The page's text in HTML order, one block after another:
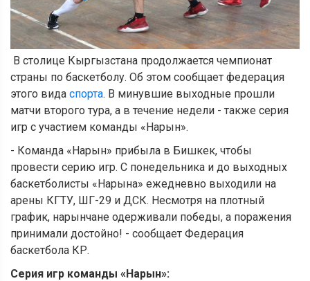
В столице Кыргызстана продолжается чемпионат
страны по баскетболу. Об этом сообщает федерация
этого вида спорта. В минувшие выходные прошли
матчи второго тура, а в течение недели - также серия
игр с участием команды «Нарын».
- Команда «Нарын» прибыла в Бишкек, чтобы
провести серию игр. С понедельника и до выходных
баскетболисты «Нарына» ежедневно выходили на
арены КГТУ, ШГ-29 и ДСК. Несмотря на плотный
график, нарынчане одерживали победы, а поражения
принимали достойно! - сообщает Федерация
баскетбола КР.
Серия игр команды «Нарын»: